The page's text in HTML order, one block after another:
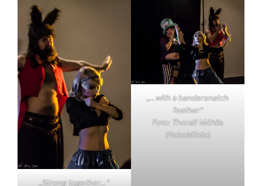
„Strung together…“
„…with a bandersnatch
feather“
Foto: Thoralf Möhlis
(Koboldfoto)